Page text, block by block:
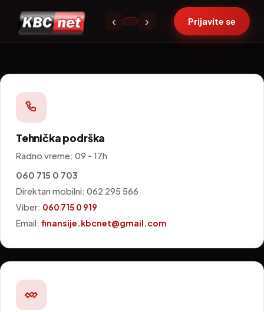
Kontakt ‹ › Prijavite se
Tehnička podrška
Radno vreme: 09 - 17h
060 715 0 703
Direktan mobilni: 062 295 566
Viber: 060 715 0 919
Email: finansije.kbcnet@gmail.com